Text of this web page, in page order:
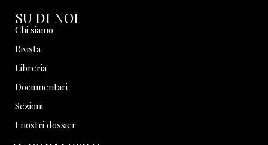
SU DI NOI
Chi siamo
Rivista
Libreria
Documentari
Sezioni
I nostri dossier